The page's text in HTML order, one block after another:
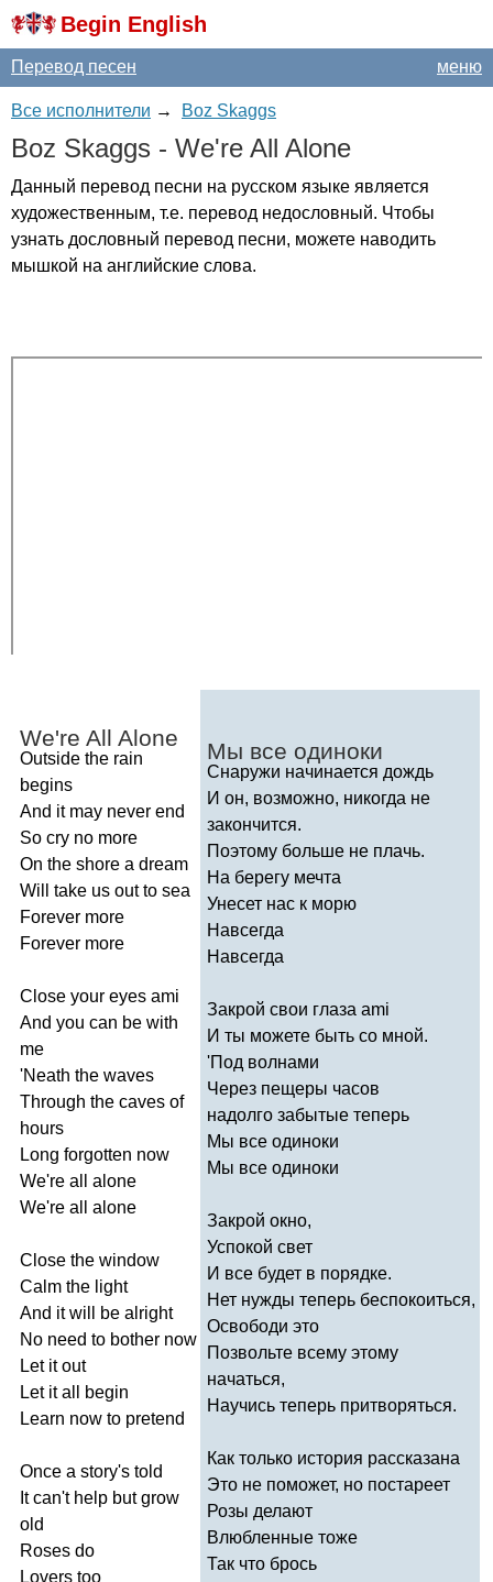
Begin English
меню
Перевод песен
Все исполнители → Boz Skaggs
Boz Skaggs - We're All Alone
Данный перевод песни на русском языке является
художественным, т.е. перевод недословный. Чтобы
узнать дословный перевод песни, можете наводить
мышкой на английские слова.
We're All Alone
Outside the rain
begins
And it may never end
So cry no more
On the shore a dream
Will
take us out to sea
Forever more
Forever more
Close your eyes ami
And you can be with
me
'Neath the waves
Through the caves of
hours
Long forgotten now
We're all
alone
We're all alone
Close the window
Calm the light
And it will be alright
No need to bother now
Let it out
Let it all
begin
Learn now to pretend
Once a story's told
It can't help but grow
old
Roses do
Lovers too
Мы все одиноки
Снаружи начинается дождь
И он, возможно, никогда не
закончится.
Поэтому больше не плачь.
На берегу мечта
Унесет нас к морю
Навсегда
Навсегда
Закрой свои глаза ami
И ты можете быть со мной.
'Под волнами
Через пещеры часов
надолго забытые теперь
Мы все одиноки
Мы все одиноки
Закрой окно,
Успокой свет
И все будет в порядке.
Нет нужды теперь беспокоиться,
Освободи это
Позвольте всему этому
начаться,
Научись теперь притворяться.
Как только история рассказана
Это не поможет, но постареет
Розы делают
Влюбленные тоже
Так что брось